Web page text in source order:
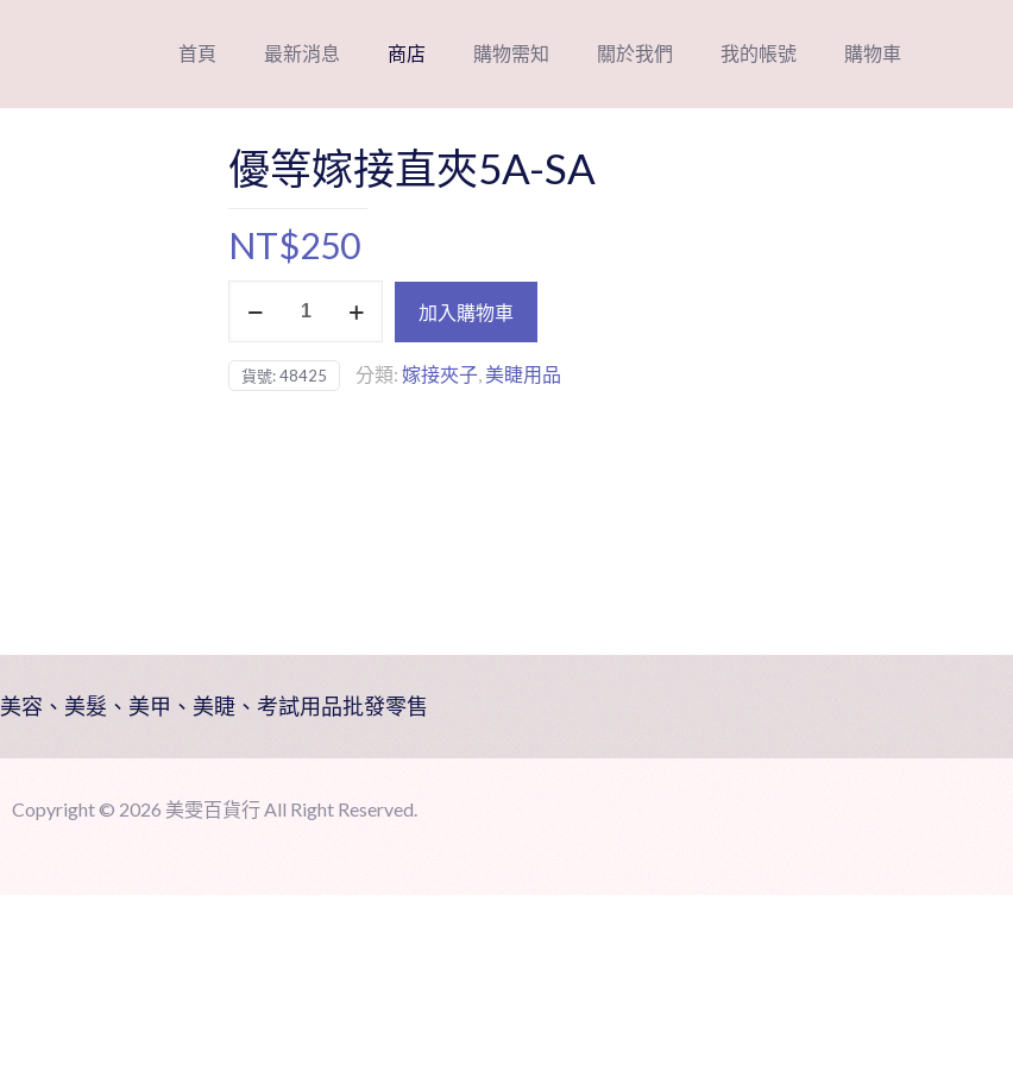
首頁 最新消息 商店 購物需知 關於我們 我的帳號 購物車
優等嫁接直夾5A-SA
NT$250
接
加入購物車
貨號:48425 分類: 嫁接夾子, 美睫用品
美容、美髮、美甲、美睫、考試用品批發零售
Copyright © 2026 美雯百貨行 All Right Reserved.